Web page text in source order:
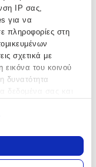
IP σας,
για να
πληροφορίες στη
σχετικά με
εικόνα του κοινού
δυνατότητα
με τη γεωγραφική
ακριβείς σε
σε κριτικές χρηστών
ή έχουν